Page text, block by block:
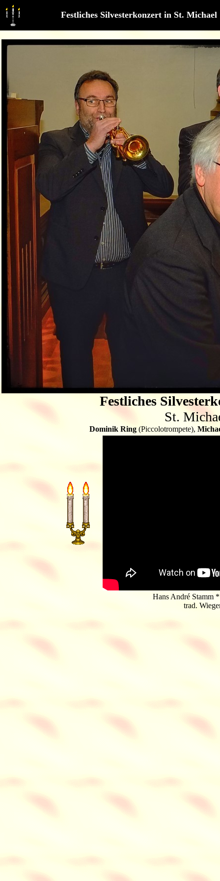
Festliches Silvesterkonzert in St. Michael
Festliches
St.
Dominik Ring(Piccolotrompete),
Hans André Stamm
trad.